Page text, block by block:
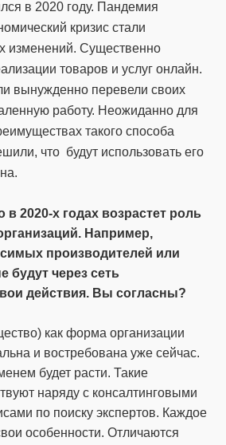
в 2020 году. Пандемия
кризис стали
изменений. Существенно
товаров и услуг онлайн.
вынужденно перевели своих
работу. Неожиданно для
такого способа
что будут использовать его
в 2020-х годах возрастет роль
Например,
производителей или
будут через сеть
действия. Вы согласны?
как форма организации
и востребована уже сейчас.
будет расти. Такие
наряду с консалтинговыми
по поиску экспертов. Каждое
особенности. Отличаются